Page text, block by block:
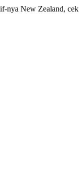
nya New Zealand, cek